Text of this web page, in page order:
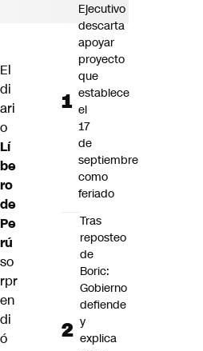
El
di
ari
o
Lí
be
ro
de
Pe
rú
so
rpr
en
di
ó
Ejecutivo
descarta
apoyar
proyecto
que
establece
el
17
de
septiembre
como
feriado
Tras
reposteo
de
Boric:
Gobierno
defiende
y
explica